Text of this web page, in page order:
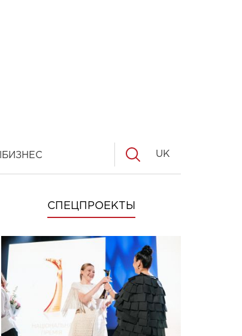
БИЗНЕС UK
СПЕЦПРОЕКТЫ